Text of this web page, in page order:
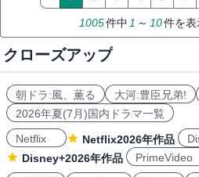
1005件中 1 ～ 10件を表
クローズアップ
朝ドラ:風、薫る 大河:豊臣兄弟!
2026年夏(7月)国内ドラマ一覧
Netflix
Netflix2026年作品
Disney+2026年作品
PrimeVideo